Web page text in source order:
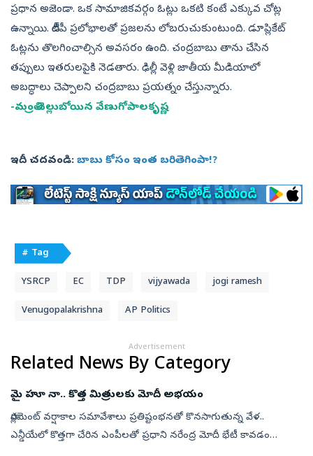
ప్రధాన అజెండా. ఒక సామాజికవర్గం ఓట్లు ఒకటి కంటే ఎక్కువ చోట్ల
ఉన్నాయి. టీడీపీ ప్రలోభాలతో ప్రజలను లోబరుచుకుంటుంది. డూప్లికేట్
ఓట్లను తొలగించాల్సిన అవసరం ఉంది. చంద్రబాబు తాను చేసిన
తప్పులు ఇతరులపైకి నెడతారు. ఢిల్లీ వెళ్లి జాతీయ మీడియాలో
అబద్ధాలు చెప్పాలని చంద్రబాబు ప్రయత్నం చేస్తున్నారు.
-మంత్రి చెల్లుబోయిన వేణుగోపాలకృష్ణ
ఇదీ చదవండి: బాబు కోసం ఇంత బరితెగింపా!?
# Tag
YSRCP EC TDP vijyawada jogi ramesh
Venugopalakrishna AP Politics
Advertisement
Related News By Category
మై హూ నా.. కొత్త మిత్రులకు మోదీ అభయం
పార్లమెంట్‌ వర్షాకాల సమావేశాలు ప్రతిష్టంభనతో కొనసాగుతున్న వేళ..
ఎన్డీయేలో కొత్తగా చేరిన ఎంపీలతో ప్రధాని నరేంద్ర మోదీ భేటీ కావడం